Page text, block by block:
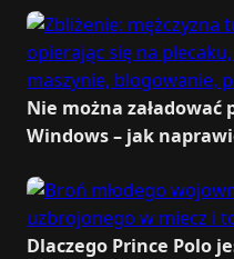
Nie można
Windows – jak
Dlaczego Prince Polo